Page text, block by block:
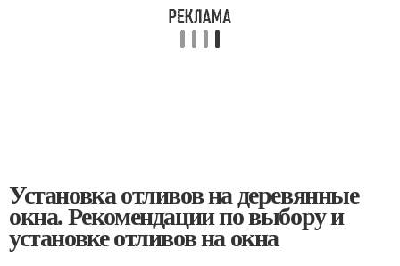
Установка отливов на деревянные
окна. Рекомендации по выбору и
установке отливов на окна